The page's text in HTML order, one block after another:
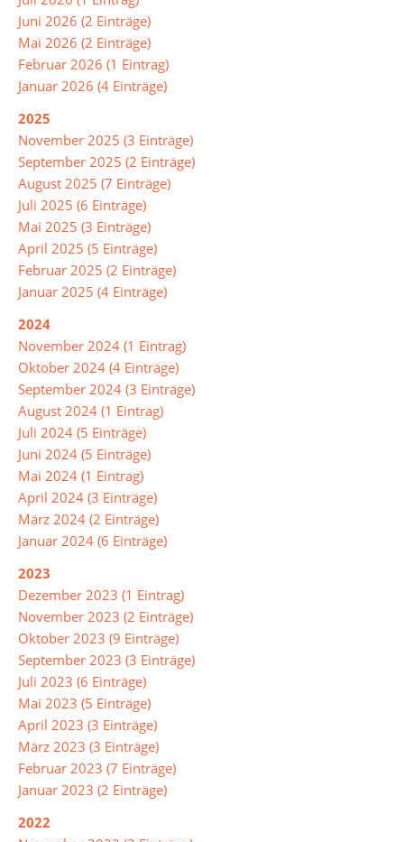
Leitbild
Gesamtschule
Abschlüsse
Ganztagsschule
Lernzeiten
Pausenangebot
Essen
in
der
Mensa
Umweltschule
Schule
ohne
Rassismus
Digitalisierung
Jugendmedienschutz
Fachbereiche
Arbeitslehre
Biologie
Juni 2026 (2 Einträge)
Mai 2026 (2 Einträge)
Februar 2026 (1 Eintrag)
Januar 2026 (4 Einträge)
2025
November 2025 (3 Einträge)
September 2025 (2 Einträge)
August 2025 (7 Einträge)
Juli 2025 (6 Einträge)
Mai 2025 (3 Einträge)
April 2025 (5 Einträge)
Februar 2025 (2 Einträge)
Januar 2025 (4 Einträge)
2024
November 2024 (1 Eintrag)
Oktober 2024 (4 Einträge)
September 2024 (3 Einträge)
August 2024 (1 Eintrag)
Juli 2024 (5 Einträge)
Juni 2024 (5 Einträge)
Mai 2024 (1 Eintrag)
April 2024 (3 Einträge)
März 2024 (2 Einträge)
Januar 2024 (6 Einträge)
2023
Dezember 2023 (1 Eintrag)
November 2023 (2 Einträge)
Oktober 2023 (9 Einträge)
September 2023 (3 Einträge)
Juli 2023 (6 Einträge)
Mai 2023 (5 Einträge)
April 2023 (3 Einträge)
März 2023 (3 Einträge)
Februar 2023 (7 Einträge)
Januar 2023 (2 Einträge)
2022